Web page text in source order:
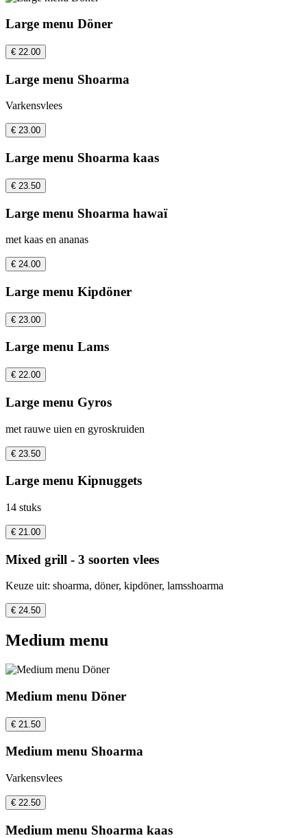
Large menu Döner
€ 22.00
Large menu Shoarma
Varkensvlees
€ 23.00
Large menu Shoarma kaas
€ 23.50
Large menu Shoarma hawaï
met kaas en ananas
€ 24.00
Large menu Kipdöner
€ 23.00
Large menu Lams
€ 22.00
Large menu Gyros
met rauwe uien en gyroskruiden
€ 23.50
Large menu Kipnuggets
14 stuks
€ 21.00
Mixed grill - 3 soorten vlees
Keuze uit: shoarma, döner, kipdöner, lamsshoarma
€ 24.50
Medium menu
Medium menu Döner
€ 21.50
Medium menu Shoarma
Varkensvlees
€ 22.50
Medium menu Shoarma kaas